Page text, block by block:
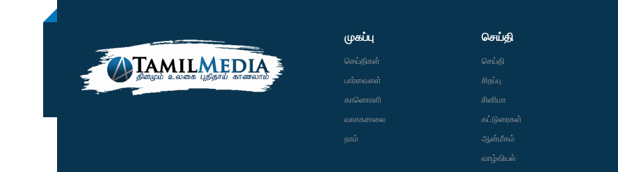
முகப்பு
செய்திகள்
பார்வைகள்
காணொளி
வாசகசாலை
நாம்
செய்தி
செய்தி
சிறப்பு
சினிமா
கட்டுரைகள்
ஆன்மீகம்
வாழ்வியல்